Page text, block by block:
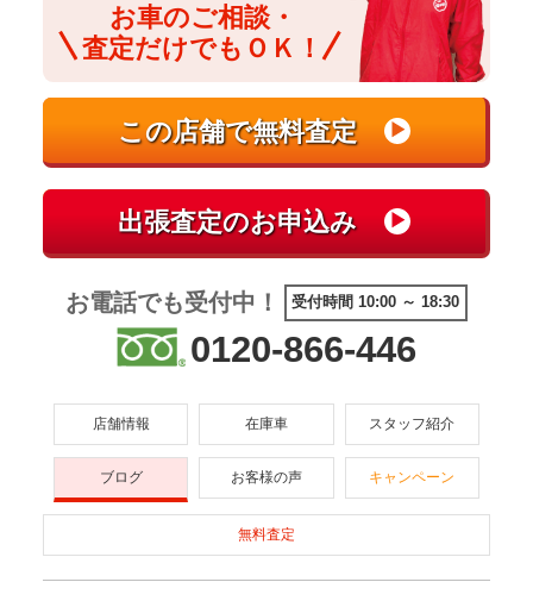
お車のご相談・
査定だけでもＯＫ！
お電話でも受付中！ 受付時間 10:00 ～ 18:30
0120-866-446
店舗情報 在庫車 スタッフ紹介
ブログ お客様の声 キャンペーン
無料査定